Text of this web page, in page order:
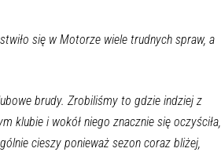
się w Motorze wiele trudnych spraw, a
brudy. Zrobiliśmy to gdzie indziej z
klubie i wokół niego znacznie się oczyściła,
cieszy ponieważ sezon coraz bliżej,